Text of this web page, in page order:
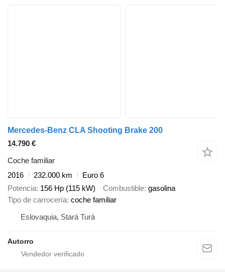
Mercedes-Benz CLA Shooting Brake 200
14.790 €
Coche familiar
2016
232.000 km
Euro 6
Potencia 156 Hp (115 kW) Combustible gasolina
Tipo de carrocería coche familiar
Eslovaquia, Stará Turá
Autorro